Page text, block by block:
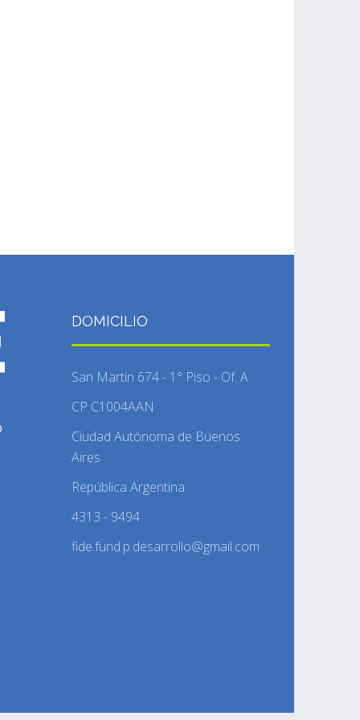
DOMICILIO
San Martin 674 - 1° Piso - Of. A
CP C1004AAN
Ciudad Autónoma de Buenos
Aires
República Argentina
4313 - 9494
fide.fund.p.desarrollo@gmail.com